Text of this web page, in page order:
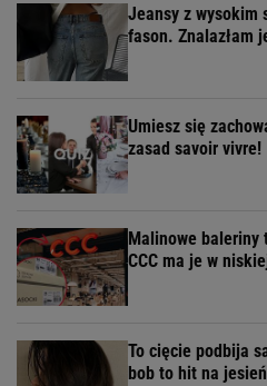
Jeansy z wysokim
fason. Znalazłam
Umiesz się
zasad savoir vivre!
Malinowe baleriny
CCC ma je w
To cięcie podbija
bob to hit na jesień